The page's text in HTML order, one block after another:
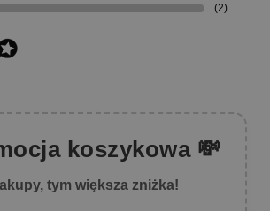
(2)
koszykowa 💸
tym większa zniżka!